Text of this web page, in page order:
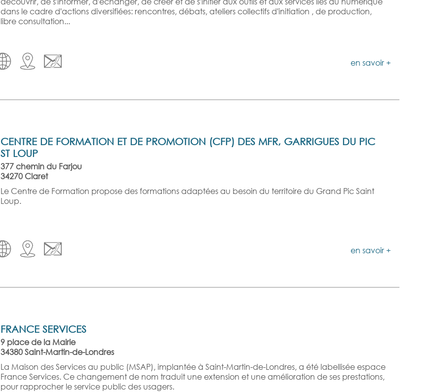
en
régie
&
de
forêt
:
vigilance
SMS
fr-
La
routière
:
trottinette
Stationnement
Occupation
dans le cadre d'actions diversifiées: rencontres, débats, ateliers collectifs d'initiation , de production,
libre consultation...
en savoir +
CENTRE DE FORMATION ET DE PROMOTION (CFP) DES MFR, GARRIGUES DU PIC
ST LOUP
377 chemin du Farjou
34270 Claret
Le Centre de Formation propose des formations adaptées au besoin du territoire du Grand Pic Saint
Loup.
en savoir +
FRANCE SERVICES
9 place de la Mairie
34380 Saint-Martin-de-Londres
La Maison des Services au public (MSAP), implantée à Saint-Martin-de-Londres, a été labellisée espace
France Services. Ce changement de nom traduit une extension et une amélioration de ses prestations,
pour rapprocher le service public des usagers.